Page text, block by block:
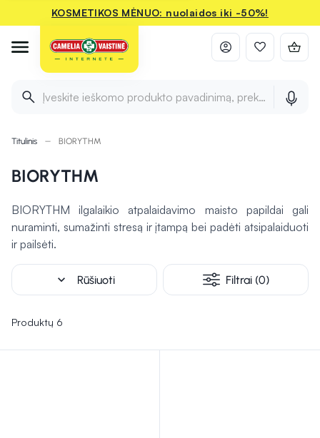
KOSMETIKOS MĖNUO: nuolaidos iki -50%!
Įveskite ieškomo produkto pavadinimą, prekės ženklą ir
Titulinis BIORYTHM
BIORYTHM
BIORYTHM ilgalaikio atpalaidavimo maisto papildai gali
nuraminti, sumažinti stresą ir įtampą bei padėti atsipalaiduoti
ir pailsėti.
expand_more Rūšiuoti Filtrai (0)
Produktų 6